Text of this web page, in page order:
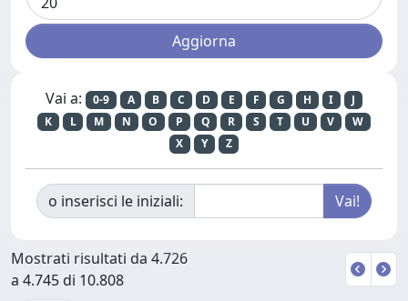
Vai a: 0-9 A B C D E F G H I
J
K
L M N O P Q R S T U V
W
X
Y Z
o inserisci le iniziali:
Mostrati risultati da 4.726
a 4.745 di 10.808